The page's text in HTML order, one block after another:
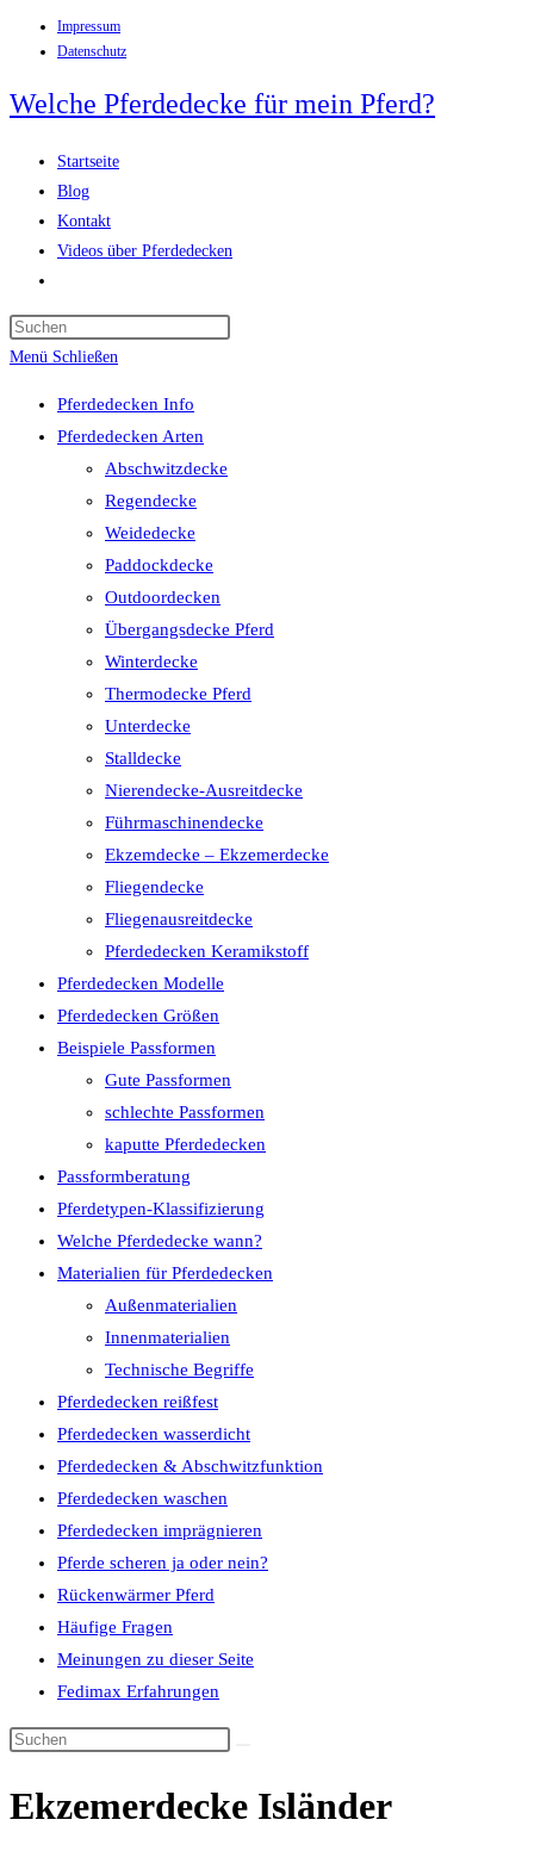
Inhalt
Impressum
Datenschutz
Welche Pferdedecke für mein Pferd?
Startseite
Blog
Kontakt
Videos über Pferdedecken
umschalten
Menü Schließen
Pferdedecken Info
Pferdedecken Arten
Abschwitzdecke
Regendecke
Weidedecke
Paddockdecke
Outdoordecken
Übergangsdecke Pferd
Winterdecke
Thermodecke Pferd
Unterdecke
Stalldecke
Nierendecke-Ausreitdecke
Führmaschinendecke
Ekzemdecke – Ekzemerdecke
Fliegendecke
Fliegenausreitdecke
Pferdedecken Keramikstoff
Pferdedecken Modelle
Pferdedecken Größen
Beispiele Passformen
Gute Passformen
schlechte Passformen
kaputte Pferdedecken
Passformberatung
Pferdetypen-Klassifizierung
Welche Pferdedecke wann?
Materialien für Pferdedecken
Außenmaterialien
Innenmaterialien
Technische Begriffe
Pferdedecken reißfest
Pferdedecken wasserdicht
Pferdedecken & Abschwitzfunktion
Pferdedecken waschen
Pferdedecken imprägnieren
Pferde scheren ja oder nein?
Rückenwärmer Pferd
Häufige Fragen
Meinungen zu dieser Seite
Fedimax Erfahrungen
Diese
durchsuchen
Ekzemerdecke Isländer